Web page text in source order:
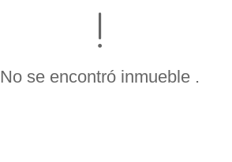
No se encontró inmueble .